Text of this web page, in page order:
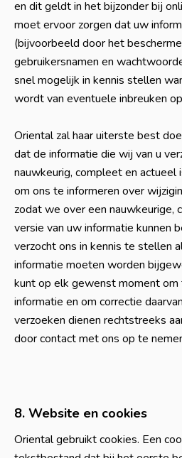
en dit geldt in het bijzonder bij
moet ervoor zorgen dat uw
(bijvoorbeeld door het
gebruikersnamen en
snel mogelijk in kennis stellen
wordt van eventuele inbreuken
Oriental zal haar uiterste best
dat de informatie die wij van u
nauwkeurig, compleet en actueel
om ons te informeren over
zodat we over een nauwkeurige,
versie van uw informatie kunnen
verzocht ons in kennis te stellen
informatie moeten worden
kunt op elk gewenst moment
informatie en om correctie
verzoeken dienen rechtstreeks
door contact met ons op te
8. Website en cookies
Oriental gebruikt cookies. Een